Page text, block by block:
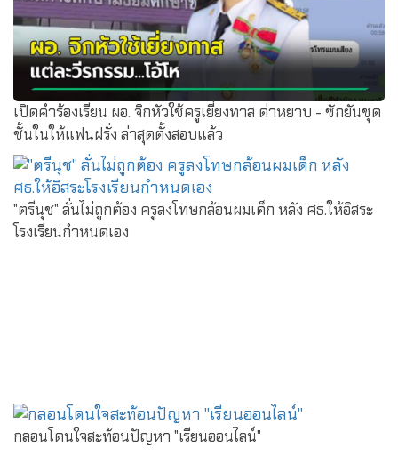
เปิดคำร้องเรียน ผอ. จิกหัวใช้ครูเยี่ยงทาส ด่าหยาบ - ซักยันชุด
ชั้นในให้แฟนฝรั่ง ล่าสุดตั้งสอบแล้ว
"ตรีนุช" ลั่นไม่ถูกต้อง ครูลงโทษกล้อนผมเด็ก หลัง ศธ.ให้อิสระ
โรงเรียนกำหนดเอง
กลอนโดนใจสะท้อนปัญหา "เรียนออนไลน์"